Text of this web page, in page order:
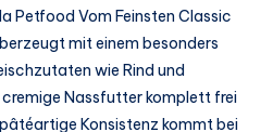
Petfood Vom Feinsten Classic
mit einem besonders
wie Rind und
Nassfutter komplett frei
Konsistenz kommt bei